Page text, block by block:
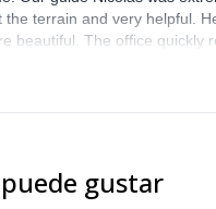
the terrain and very helpful.
beautiful. The office quickly
and provided excellent
gustar